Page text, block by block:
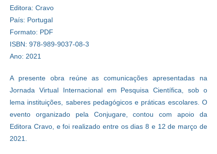
Editora: Cravo
País: Portugal
Formato: PDF
ISBN: 978-989-9037-08-3
Ano: 2021
A presente obra reúne as comunicações apresentadas na
Jornada Virtual Internacional em Pesquisa Científica, sob o
lema instituições, saberes pedagógicos e práticas escolares. O
evento organizado pela Conjugare, contou com apoio da
Editora Cravo, e foi realizado entre os dias 8 e 12 de março de
2021.